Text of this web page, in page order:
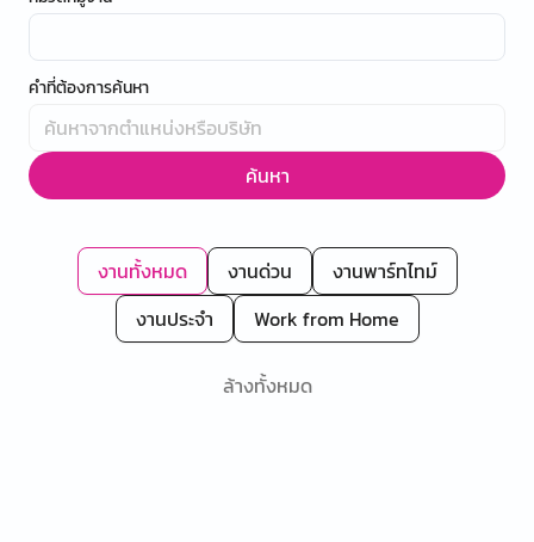
คำที่ต้องการค้นหา
ค้นหา
งานทั้งหมด งานด่วน
งานพาร์ทไทม์
งานประจำ
Work from Home
ล้างทั้งหมด